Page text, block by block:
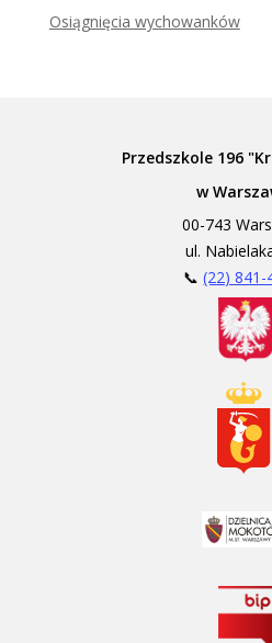
Osiągnięcia wychowanków
Przedszkole 196
w
00-743
ul.
📞(22) 841-